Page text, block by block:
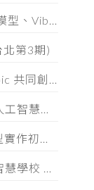
AI 視覺模型、聽覺模型、Vibe Coding 實作與 AI 素養認證工作坊
第3期)
【新聞稿】Anthropic 共同創辦人 Ben Mann 首度訪台
【正式上線】台灣人工智慧學校 AIA 人才認證 (AIATC) 專屬網站啟用！
(台中) 大型語言模型實作初階班 (第五期) 招生簡章
文藻攜手台灣人工智慧學校 共育AI跨域人才